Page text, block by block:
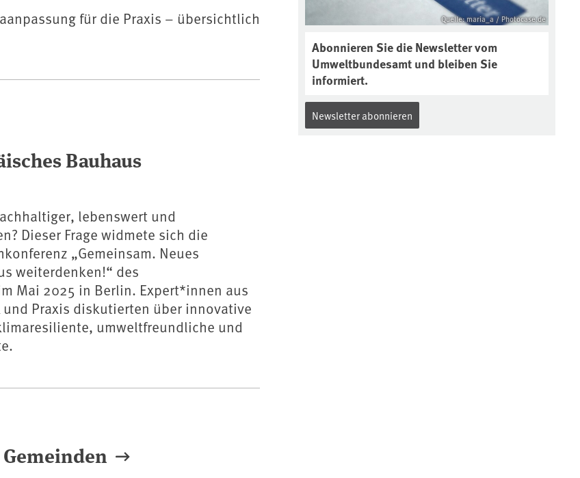
für die Praxis – übersichtlich
Bauhaus
lebenswert und
Dieser Frage widmete sich die
„Gemeinsam. Neues
weiterdenken!“ des
Mai 2025 in Berlin. Expert*innen aus
Praxis diskutierten über innovative
umweltfreundliche und
Quelle: maria_a / Photocase.de
Abonnieren Sie die Newsletter vom
Umweltbundesamt und bleiben Sie
informiert.
Newsletter abonnieren